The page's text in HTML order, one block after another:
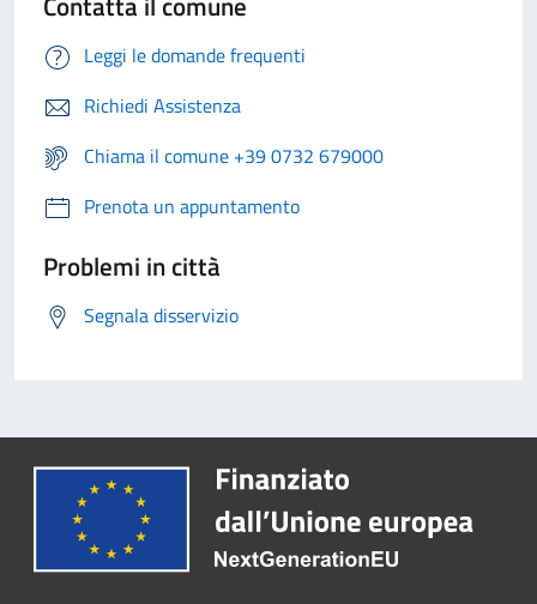
Leggi le domande frequenti
Richiedi Assistenza
Chiama il comune +39 0732 679000
Prenota un appuntamento
Problemi in città
Segnala disservizio